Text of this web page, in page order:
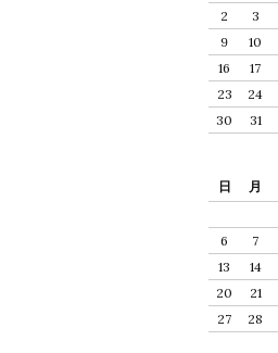
2
3
9
10
16
17
23
24
30
31
日
月
6
7
13
14
20
21
27
28